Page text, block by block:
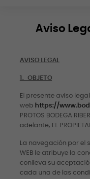
Aviso
AVISO LEGAL
1. OBJETO
El presente aviso
web https://
PROTOS BODEGA
adelante, EL
La navegación por el
WEB le atribuye la
conlleva su
cada una de las